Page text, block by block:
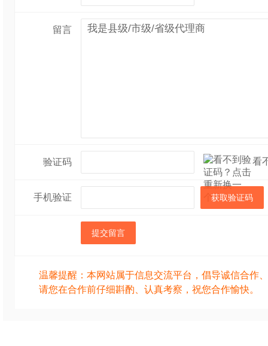
留言
验证码 看
手机验证 获取验证码
提交留言
温馨提醒：本网站属于信息交流平台，倡导诚信合作
请您在合作前仔细斟酌、认真考察，祝您合作愉快。